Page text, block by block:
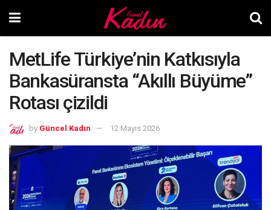
MetLife Türkiye’nin Katkısıyla
Bankasüransta “Akıllı Büyüme”
Rotası çizildi
by Güncel Kadın 12 Mayıs 2026